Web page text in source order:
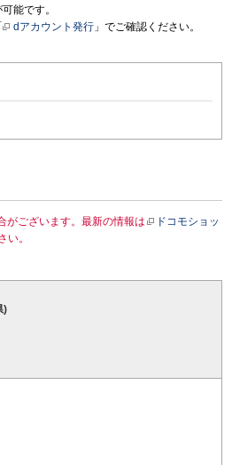
能です。
dアカウント発行 」でご確認ください。
がございます。最新の情報は
ドコモショッ
い。
)